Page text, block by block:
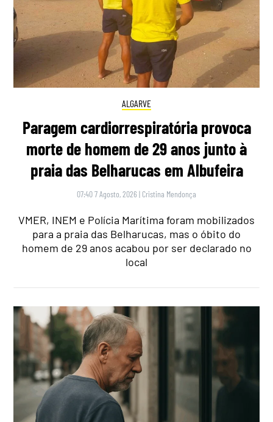
ALGARVE
Paragem cardiorrespiratória provoca
morte de homem de 29 anos junto à
praia das Belharucas em Albufeira
07:40 7 Agosto, 2026 | Cristina Mendonça
VMER, INEM e Polícia Marítima foram mobilizados
para a praia das Belharucas, mas o óbito do
homem de 29 anos acabou por ser declarado no
local